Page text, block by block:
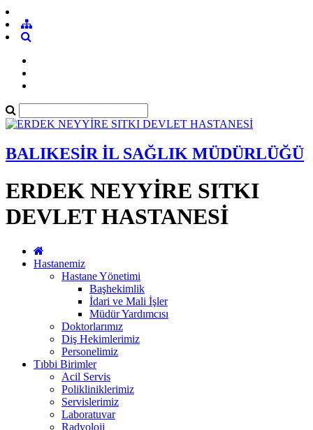
BALIKESİR İL SAĞLIK MÜDÜRLÜĞÜ
ERDEK NEYYİRE SITKI
DEVLET HASTANESİ
Hastanemiz
Hastane Yönetimi
Başhekimlik
İdari ve Mali İşler
Müdür Yardımcısı
Doktorlarımız
Diş Hekimlerimiz
Personelimiz
Tıbbi Birimler
Acil Servis
Polikliniklerimiz
Servislerimiz
Laboratuvar
Radyoloji